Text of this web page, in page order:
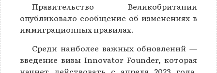
Правительство Великобритании
опубликовало сообщение об изменениях в
иммиграционных правилах.
Среди наиболее важных обновлений —
введение визы Innovator Founder, которая